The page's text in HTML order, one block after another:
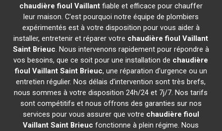
chaudière fioul Vaillantfiable et efficace pour chauffer
leur maison. C'est pourquoi notre équipe de plombiers
expérimentés est à votre disposition pour vous aider à
installer, entretenir et réparer votre chaudière fioul Vaillant
Saint Brieuc. Nous intervenons rapidement pour répondre à
vos besoins, que ce soit pour une installation de chaudière
fioul Vaillant Saint Brieuc, une réparation d'urgence ou un
entretien régulier. Nos délais d'intervention sont très brefs,
nous sommes à votre disposition 24h/24 et 7j/7. Nos tarifs
sont compétitifs et nous offrons des garanties sur nos
services pour vous assurer que votre chaudière fioul
Vaillant Saint Brieuc fonctionne à plein régime. Nous